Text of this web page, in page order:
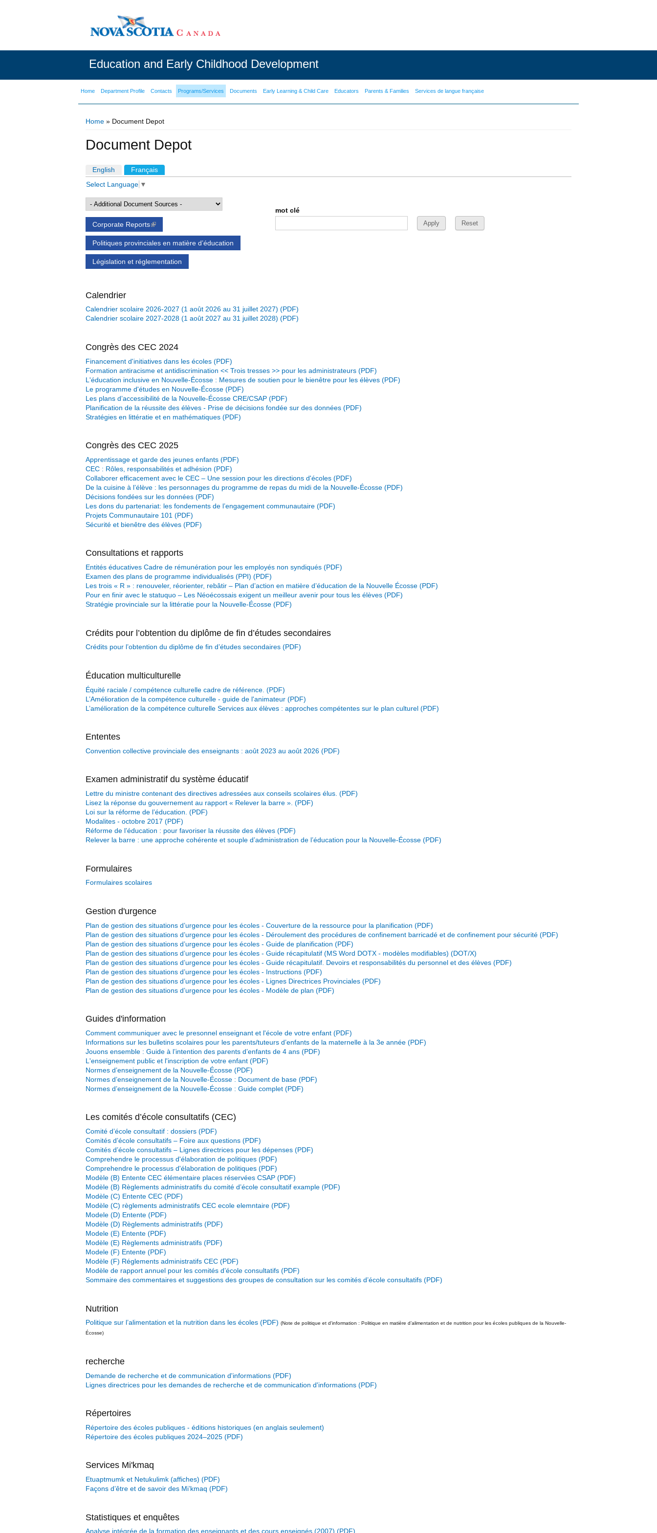
Education and Early Childhood Development
Home Department Profile Contacts Programs/Services Documents Early Learning & Child Care Educators Parents & Families Services de langue française
Home » Document Depot
Document Depot
Primary tabs
English Français
Select Language ▼
Corporate Reports(link is external)
Politiques provinciales en matière d’éducation
Législation et réglementation
mot clé
Calendrier
Calendrier scolaire 2026-2027 (1 août 2026 au 31 juillet 2027)
Calendrier scolaire 2027-2028 (1 août 2027 au 31 juillet 2028)
Congrès des CEC 2024
Financement d'initiatives dans les écoles
Formation antiracisme et antidiscrimination << Trois tresses >> pour les administrateurs
L'éducation inclusive en Nouvelle-Écosse : Mesures de soutien pour le bienêtre pour les élèves
Le programme d'études en Nouvelle-Écosse
Les plans d’accessibilité de la Nouvelle-Écosse CRE/CSAP
Planification de la réussite des élèves - Prise de décisions fondée sur des données
Stratégies en littératie et en mathématiques
Congrès des CEC 2025
Apprentissage et garde des jeunes enfants
CEC : Rôles, responsabilités et adhésion
Collaborer efficacement avec le CEC – Une session pour les directions d'écoles
De la cuisine à l’élève : les personnages du programme de repas du midi de la Nouvelle-Écosse
Décisions fondées sur les données
Les dons du partenariat: les fondements de l’engagement communautaire
Projets Communautaire 101
Sécurité et bienêtre des élèves
Consultations et rapports
Entités éducatives Cadre de rémunération pour les employés non syndiqués
Examen des plans de programme individualisés (PPI)
Les trois « R » : renouveler, réorienter, rebâtir – Plan d’action en matière d’éducation de la Nouvelle Écosse
Pour en finir avec le statuquo – Les Néoécossais exigent un meilleur avenir pour tous les élèves
Stratégie provinciale sur la littératie pour la Nouvelle-Écosse
Crédits pour l’obtention du diplôme de fin d’études secondaires
Crédits pour l’obtention du diplôme de fin d’études secondaires
Éducation multiculturelle
Équité raciale / compétence culturelle cadre de référence.
L’Amélioration de la compétence culturelle - guide de l'animateur
L’amélioration de la compétence culturelle Services aux élèves : approches compétentes sur le plan culturel
Ententes
Convention collective provinciale des enseignants : août 2023 au août 2026
Examen administratif du système éducatif
Lettre du ministre contenant des directives adressées aux conseils scolaires élus.
Lisez la réponse du gouvernement au rapport « Relever la barre ».
Loi sur la réforme de l’éducation.
Modalites - octobre 2017
Réforme de l’éducation : pour favoriser la réussite des élèves
Relever la barre : une approche cohérente et souple d’administration de l’éducation pour la Nouvelle-Écosse
Formulaires
Formulaires scolaires
Gestion d'urgence
Plan de gestion des situations d’urgence pour les écoles - Couverture de la ressource pour la planification
Plan de gestion des situations d’urgence pour les écoles - Déroulement des procédures de confinement barricadé et de confinement pour sécurité
Plan de gestion des situations d’urgence pour les écoles - Guide de planification
Plan de gestion des situations d’urgence pour les écoles - Guide récapitulatif (MS Word DOTX - modèles modifiables)
Plan de gestion des situations d’urgence pour les écoles - Guide récapitulatif. Devoirs et responsabilités du personnel et des élèves
Plan de gestion des situations d’urgence pour les écoles - Instructions
Plan de gestion des situations d’urgence pour les écoles - Lignes Directrices Provinciales
Plan de gestion des situations d’urgence pour les écoles - Modèle de plan
Guides d'information
Comment communiquer avec le presonnel enseignant et l'école de votre enfant
Informations sur les bulletins scolaires pour les parents/tuteurs d’enfants de la maternelle à la 3e année
Jouons ensemble : Guide à l’intention des parents d’enfants de 4 ans
L'enseignement public et l'inscription de votre enfant
Normes d’enseignement de la Nouvelle-Écosse
Normes d’enseignement de la Nouvelle-Écosse : Document de base
Normes d’enseignement de la Nouvelle-Écosse : Guide complet
Les comités d’école consultatifs (CEC)
Comité d’école consultatif : dossiers
Comités d’école consultatifs – Foire aux questions
Comités d’école consultatifs – Lignes directrices pour les dépenses
Comprehendre le processus d'élaboration de politiques
Comprehendre le processus d'élaboration de politiques
Modèle (B) Entente CEC élémentaire places réservées CSAP
Modèle (B) Règlements administratifs du comité d’école consultatif example
Modèle (C) Entente CEC
Modèle (C) règlements administratifs CEC ecole elemntaire
Modele (D) Entente
Modèle (D) Règlements administratifs
Modele (E) Entente
Modèle (E) Règlements administratifs
Modele (F) Entente
Modèle (F) Réglements administratifs CEC
Modèle de rapport annuel pour les comités d’école consultatifs
Sommaire des commentaires et suggestions des groupes de consultation sur les comités d’école consultatifs
Nutrition
Politique sur l’alimentation et la nutrition dans les écoles
(Note de politique et d'information : Politique en matière d’alimentation et de nutrition pour les écoles publiques de la Nouvelle-
Écosse)
recherche
Demande de recherche et de communication d'informations
Lignes directrices pour les demandes de recherche et de communication d'informations
Répertoires
Répertoire des écoles publiques - éditions historiques (en anglais seulement)
Répertoire des écoles publiques 2024–2025
Services Mi'kmaq
Etuaptmumk et Netukulimk (affiches)
Façons d’être et de savoir des Mi’kmaq
Statistiques et enquêtes
Analyse intégrée de la formation des enseignants et des cours enseignés (2007)